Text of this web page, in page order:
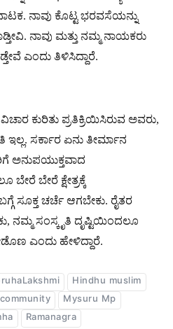
ನಾವು ಕೊಟ್ಟ ಭರವಸೆಯನ್ನು
ನಾವು ಮತ್ತು ನಮ್ಮ ನಾಯಕರು
ಎಂದು ತಿಳಿಸಿದ್ದಾರೆ.
ಕುರಿತು ಪ್ರತಿಕ್ರಿಯಿಸಿರುವ ಅವರು,
ಸರ್ಕಾರ ಏನು ತೀರ್ಮಾನ
ಅನುಪಯುಕ್ತವಾದ
ಬೇರೆ ಕ್ಷೇತ್ರಕ್ಕೆ
ಸೂಕ್ತ ಚರ್ಚೆ ಆಗಬೇಕು. ರೈತರ
ನಮ್ಮ ಸಂಸ್ಕೃತಿ ದೃಷ್ಟಿಯಿಂದಲೂ
ಎಂದು ಹೇಳಿದ್ದಾರೆ.
Hindhu muslim
Mysuru Mp
Ramanagra